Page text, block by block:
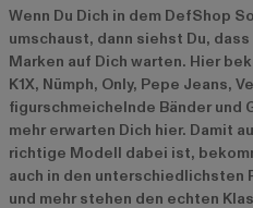
Wenn Du Dich in dem DefShop
umschaust, dann siehst Du,
Marken auf Dich warten. Hier
K1X, Nümph, Only, Pepe Jeans,
figurschmeichelnde Bänder und
mehr erwarten Dich hier. Damit
richtige Modell dabei ist,
auch in den unterschiedlichsten
und mehr stehen den echten